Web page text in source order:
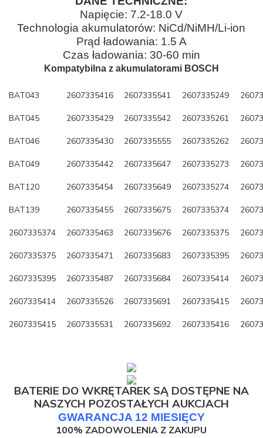
Napięcie: 7.2-18.0 V
Technologia akumulatorów: NiCd/NiMH/Li-ion
Prąd ładowania: 1.5 A
Czas ładowania: 30-60 min
Kompatybilna z akumulatorami BOSCH
BAT043 2607335416 2607335541 2607335249
BAT045 2607335429 2607335542 2607335261
BAT046 2607335430 2607335555 2607335262
BAT049 2607335442 2607335647 2607335273
BAT120 2607335454 2607335649 2607335274
BAT139 2607335455 2607335675 2607335374
2607335374 2607335463 2607335676 2607335375
2607335375 2607335471 2607335683 2607335395
2607335395 2607335487 2607335684 2607335414
2607335414 2607335526 2607335691 2607335415
2607335415 2607335531 2607335692 2607335416
BATERIE DO WKRĘTAREK SĄ DOSTĘPNE NA
NASZYCH POZOSTAŁYCH AUKCJACH
GWARANCJA 12 MIESIĘCY
100% ZADOWOLENIA Z ZAKUPU